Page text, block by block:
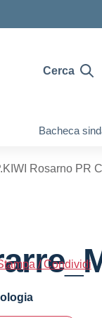
Cerca
Bacheca
Rosarno PR
/ Condividi